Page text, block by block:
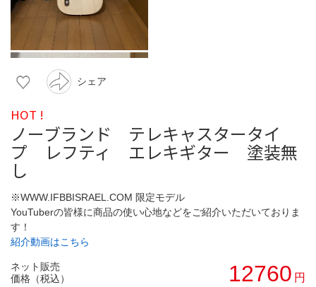
シェア
HOT !
ノーブランド テレキャスタータイ
プ レフティ エレキギター 塗装無
し
※WWW.IFBBISRAEL.COM 限定モデル
YouTuberの皆様に商品の使い心地などをご紹介いただいておりま
す！
紹介動画はこちら
ネット販売
価格（税込）
12760 円